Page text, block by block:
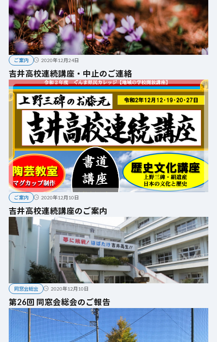
ご案内 2020年12月24日
吉井高校連続講座・中止のご連絡
ご案内 2020年12月10日
吉井高校連続講座のご案内
同窓会総会 2020年12月10日
第26回 同窓会総会のご報告